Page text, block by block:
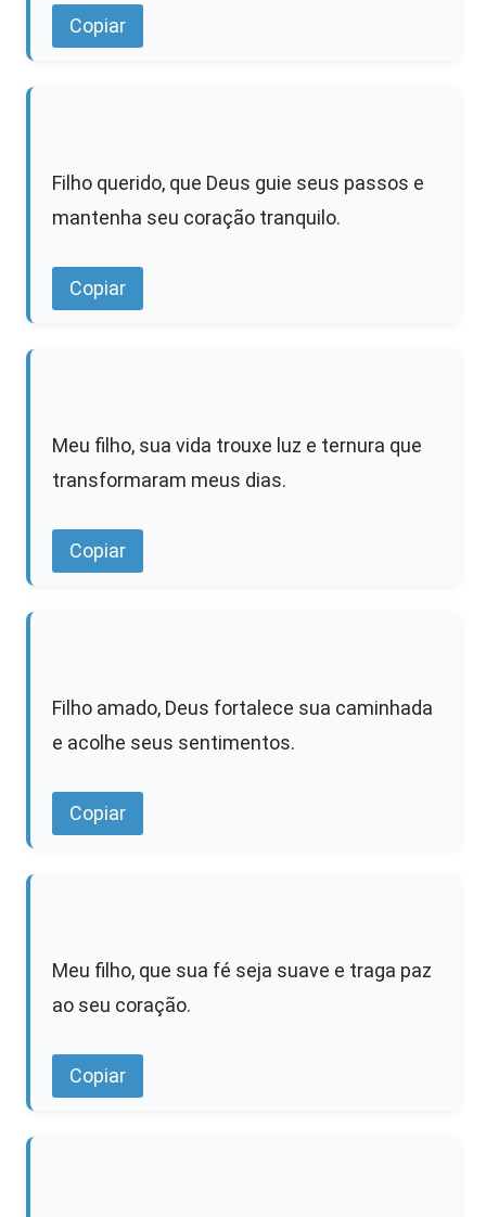
Copiar
Filho querido, que Deus guie seus passos e
mantenha seu coração tranquilo.
Copiar
Meu filho, sua vida trouxe luz e ternura que
transformaram meus dias.
Copiar
Filho amado, Deus fortalece sua caminhada
e acolhe seus sentimentos.
Copiar
Meu filho, que sua fé seja suave e traga paz
ao seu coração.
Copiar